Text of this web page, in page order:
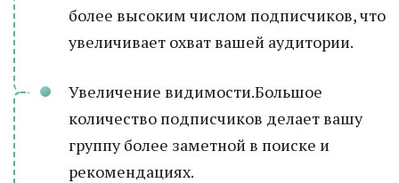
более высоким числом подписчиков, что
увеличивает охват вашей аудитории.
Увеличение видимости.Большое
количество подписчиков делает вашу
группу более заметной в поиске и
рекомендациях.